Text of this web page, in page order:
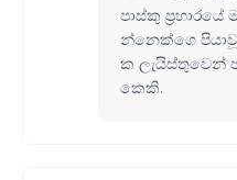
පාස්කු ප්‍රහාරයේ
න්නෙක්ගෙ පියාවූ
ක ලැයිස්තුවෙන්
කෙකි.